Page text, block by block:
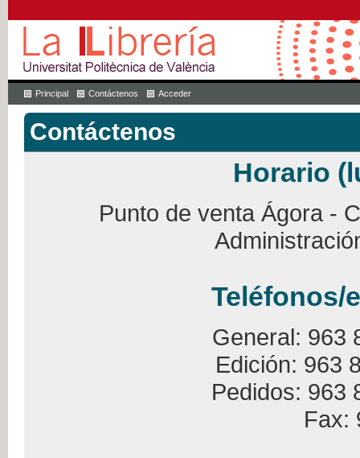
Principal Contáctenos Acceder
Contáctenos
Horario
Punto de venta Ágora -
Teléfonos/
General: 963
Edición: 963
Pedidos: 963
Fax: